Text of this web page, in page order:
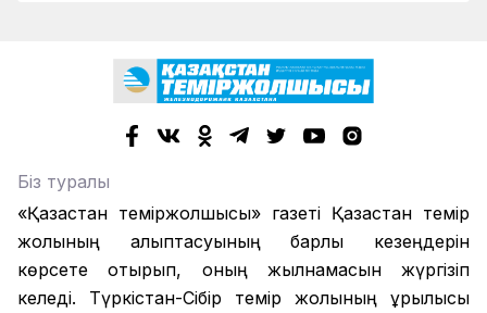
Біз туралы
«Қазақстан теміржолшысы» газеті Қазақстан темір
жолының қалыптасуының барлық кезеңдерін
көрсете отырып, оның жылнамасын жүргізіп
келеді. Түркістан-Сібір темір жолының құрылысы